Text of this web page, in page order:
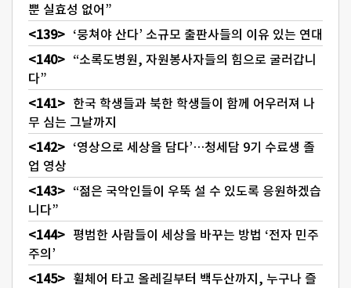
뿐 실효성 없어”
‘뭉쳐야 산다’ 소규모 출판사들의 이유 있는 연대
“소록도병원, 자원봉사자들의 힘으로 굴러갑니
다”
한국 학생들과 북한 학생들이 함께 어우러져 나
무 심는 그날까지
‘영상으로 세상을 담다’…청세담 9기 수료생 졸
업 영상
“젊은 국악인들이 우뚝 설 수 있도록 응원하겠습
니다”
평범한 사람들이 세상을 바꾸는 방법 ‘전자 민주
주의’
휠체어 타고 올레길부터 백두산까지, 누구나 즐